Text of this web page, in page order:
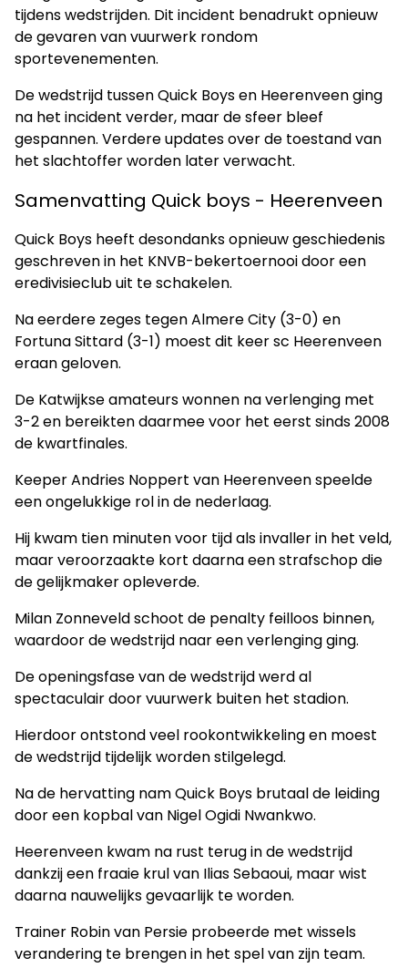
tijdens wedstrijden. Dit incident benadrukt opnieuw
de gevaren van vuurwerk rondom
sportevenementen.
De wedstrijd tussen Quick Boys en Heerenveen ging
na het incident verder, maar de sfeer bleef
gespannen. Verdere updates over de toestand van
het slachtoffer worden later verwacht.
Samenvatting Quick boys - Heerenveen
Quick Boys heeft desondanks opnieuw geschiedenis
geschreven in het KNVB-bekertoernooi door een
eredivisieclub uit te schakelen.
Na eerdere zeges tegen Almere City (3-0) en
Fortuna Sittard (3-1) moest dit keer sc Heerenveen
eraan geloven.
De Katwijkse amateurs wonnen na verlenging met
3-2 en bereikten daarmee voor het eerst sinds 2008
de kwartfinales.
Keeper Andries Noppert van Heerenveen speelde
een ongelukkige rol in de nederlaag.
Hij kwam tien minuten voor tijd als invaller in het veld,
maar veroorzaakte kort daarna een strafschop die
de gelijkmaker opleverde.
Milan Zonneveld schoot de penalty feilloos binnen,
waardoor de wedstrijd naar een verlenging ging.
De openingsfase van de wedstrijd werd al
spectaculair door vuurwerk buiten het stadion.
Hierdoor ontstond veel rookontwikkeling en moest
de wedstrijd tijdelijk worden stilgelegd.
Na de hervatting nam Quick Boys brutaal de leiding
door een kopbal van Nigel Ogidi Nwankwo.
Heerenveen kwam na rust terug in de wedstrijd
dankzij een fraaie krul van Ilias Sebaoui, maar wist
daarna nauwelijks gevaarlijk te worden.
Trainer Robin van Persie probeerde met wissels
verandering te brengen in het spel van zijn team.